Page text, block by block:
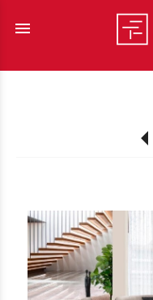
menu